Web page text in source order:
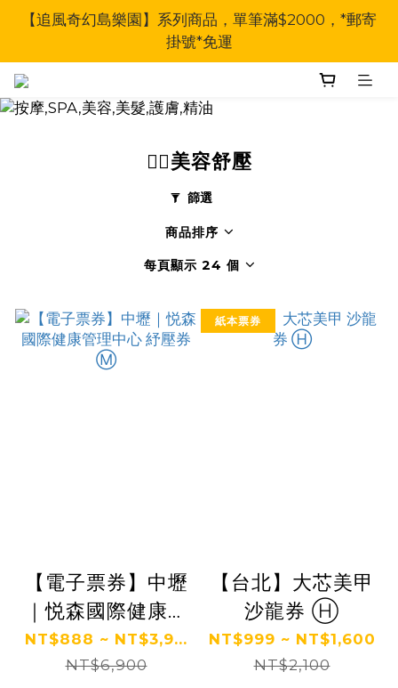
【追風奇幻島樂園】系列商品，單筆滿$2000，*郵寄
掛號*免運
🧖‍♀美容舒壓
篩選
商品排序
每頁顯示 24 個
【電子票券】中壢
｜悦森國際健康管
理中心 紓壓券 Ⓜ
NT$888 ~ NT$3,9...
NT$6,900
紙本票券
【台北】大芯美甲
沙龍券 Ⓗ
NT$999 ~ NT$1,600
NT$2,100